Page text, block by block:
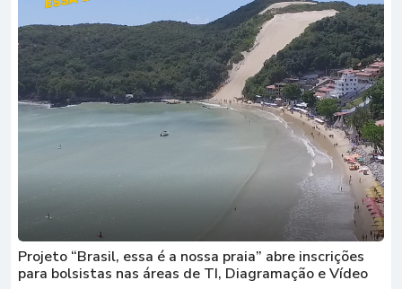
Projeto “Brasil, essa é a nossa praia” abre inscrições
para bolsistas nas áreas de TI, Diagramação e Vídeo